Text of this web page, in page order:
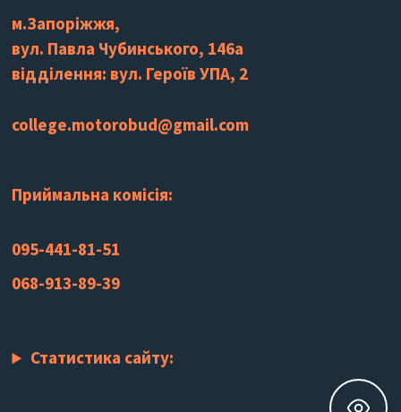
м.Запоріжжя,
вул. Павла Чубинського, 146а
відділення: вул. Героїв УПА, 2
college.motorobud@gmail.com
Приймальна комісія:
095-441-81-51
068-913-89-39
Статистика сайту: